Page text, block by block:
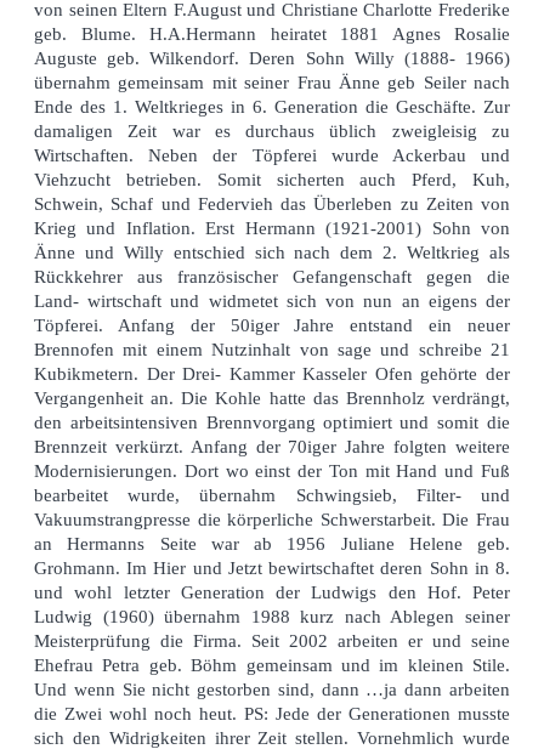
von seinen Eltern F.August und Christiane Charlotte Frederike
geb. Blume. H.A.Hermann heiratet 1881 Agnes Rosalie
Auguste geb. Wilkendorf. Deren Sohn Willy (1888- 1966)
übernahm gemeinsam mit seiner Frau Änne geb Seiler nach
Ende des 1. Weltkrieges in 6. Generation die Geschäfte. Zur
damaligen Zeit war es durchaus üblich zweigleisig zu
Wirtschaften. Neben der Töpferei wurde Ackerbau und
Viehzucht betrieben. Somit sicherten auch Pferd, Kuh,
Schwein, Schaf und Federvieh das Überleben zu Zeiten von
Krieg und Inflation. Erst Hermann (1921-2001) Sohn von
Änne und Willy entschied sich nach dem 2. Weltkrieg als
Rückkehrer aus französischer Gefangenschaft gegen die
Land- wirtschaft und widmetet sich von nun an eigens der
Töpferei. Anfang der 50iger Jahre entstand ein neuer
Brennofen mit einem Nutzinhalt von sage und schreibe 21
Kubikmetern. Der Drei- Kammer Kasseler Ofen gehörte der
Vergangenheit an. Die Kohle hatte das Brennholz verdrängt,
den arbeitsintensiven Brennvorgang optimiert und somit die
Brennzeit verkürzt. Anfang der 70iger Jahre folgten weitere
Modernisierungen. Dort wo einst der Ton mit Hand und Fuß
bearbeitet wurde, übernahm Schwingsieb, Filter- und
Vakuumstrangpresse die körperliche Schwerstarbeit. Die Frau
an Hermanns Seite war ab 1956 Juliane Helene geb.
Grohmann. Im Hier und Jetzt bewirtschaftet deren Sohn in 8.
und wohl letzter Generation der Ludwigs den Hof. Peter
Ludwig (1960) übernahm 1988 kurz nach Ablegen seiner
Meisterprüfung die Firma. Seit 2002 arbeiten er und seine
Ehefrau Petra geb. Böhm gemeinsam und im kleinen Stile.
Und wenn Sie nicht gestorben sind, dann …ja dann arbeiten
die Zwei wohl noch heut. PS: Jede der Generationen musste
sich den Widrigkeiten ihrer Zeit stellen. Vornehmlich wurde